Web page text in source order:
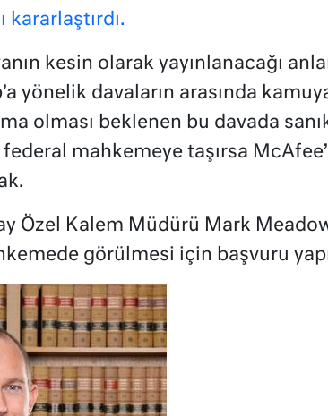
kararlaştırdı.
kesin olarak yayınlanacağı
yönelik davaların arasında
olması beklenen bu davada
mahkemeye taşırsa
Özel Kalem Müdürü Mark
görülmesi için başvuru